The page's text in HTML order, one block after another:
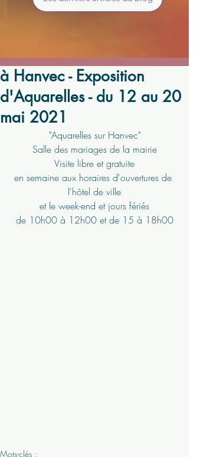
à Hanvec - Exposition
d'Aquarelles - du 12 au 20
mai 2021
"Aquarelles sur Hanvec"
Salle des mariages de la mairie
Visite libre et gratuite
en semaine aux horaires d'ouvertures de
l'hôtel de ville
et le week-end et jours fériés
de 10h00 à 12h00 et de 15 à 18h00
Mots-clés :